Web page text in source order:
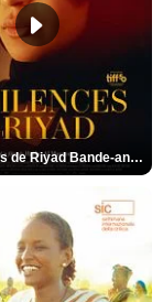
Les Silences de Riyad Bande-annonce VO STFR